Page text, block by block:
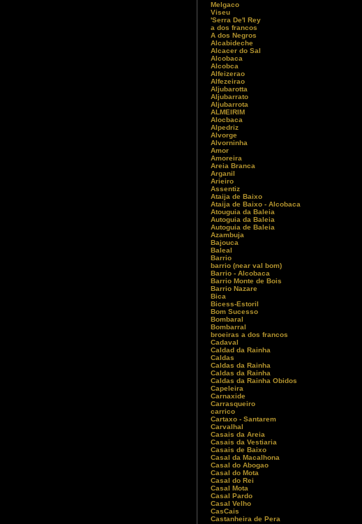
Melgaco
Viseu
'Serra De'l Rey
a dos francos
A dos Negros
Alcabideche
Alcacer do Sal
Alcobaca
Alcobca
Alfeizerao
Alfezeirao
Aljubarotta
Aljubarrato
Aljubarrota
ALMEIRIM
Alocbaca
Alpedriz
Alvorge
Alvorninha
Amor
Amoreira
Areia Branca
Arganil
Arieiro
Assentiz
Ataija de Baixo
Ataija de Baixo - Alcobaca
Atouguia da Baleia
Autoguia da Baleia
Autoguia de Baleia
Azambuja
Bajouca
Baleal
Barrio
barrio (near val bom)
Barrio - Alcobaca
Barrio Monte de Bois
Barrio Nazare
Bica
Bicess-Estoril
Bom Sucesso
Bombaral
Bombarral
broeiras a dos francos
Cadaval
Caldad da Rainha
Caldas
Caldas da Rainha
Caldas da Rainha
Caldas da Rainha Obidos
Capeleira
Carnaxide
Carrasqueiro
carrico
Cartaxo - Santarem
Carvalhal
Casais da Areia
Casais da Vestiaria
Casais de Baixo
Casal da Macalhona
Casal do Abogao
Casal do Mota
Casal do Rei
Casal Mota
Casal Pardo
Casal Velho
CasCais
Castanheira de Pera